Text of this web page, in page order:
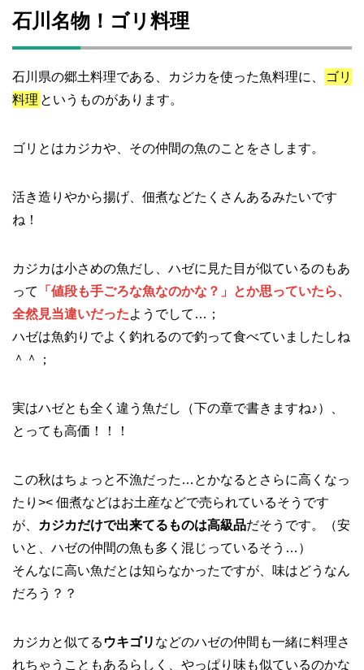
石川名物！ゴリ料理
石川県の郷土料理である、カジカを使った魚料理に、
ゴリ
料理 というものがあります。
ゴリとはカジカや、その仲間の魚のことをさします。
活き造りやから揚げ、佃煮などたくさんあるみたいです
ね！
カジカは小さめの魚だし、ハゼに見た目が似ているのもあ
って
「値段も手ごろな魚なのかな？」とか思っていたら、
全然見当違いだったようでして…；
ハゼは魚釣りでよく釣れるので釣って食べていましたしね
＾＾；
実はハゼとも全く違う魚だし（下の章で書きますね♪）、
とっても高価！！！
この秋はちょっと不漁だった…とかなるとさらに高くなっ
たり>< 佃煮などはお土産などで売られているそうです
が、
カジカだけで出来てるものは高級品だそうです。（安
いと、ハゼの仲間の魚も多く混じっているそう…）
そんなに高い魚だとは知らなかったですが、味はどうなん
だろう？？
カジカと似てる ウキゴリ などのハゼの仲間も一緒に料理さ
れちゃうこともあるらしく、やっぱり味も似ているのかな